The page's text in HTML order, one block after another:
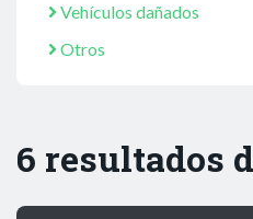
Vehículos dañados
Otros
6 resultados